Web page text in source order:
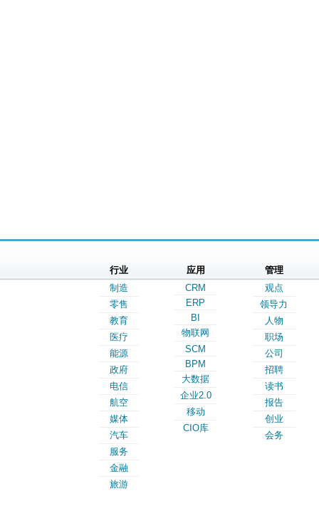
行业
制造
零售
教育
医疗
能源
政府
电信
航空
媒体
汽车
服务
金融
旅游
应用
CRM
ERP
BI
物联网
SCM
BPM
大数据
企业2.0
移动
CIO库
管理
观点
领导力
人物
职场
公司
招聘
读书
报告
创业
会务